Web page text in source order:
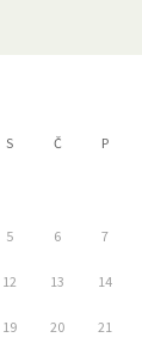
S Č P
5 6 7
12 13 14
19 20 21